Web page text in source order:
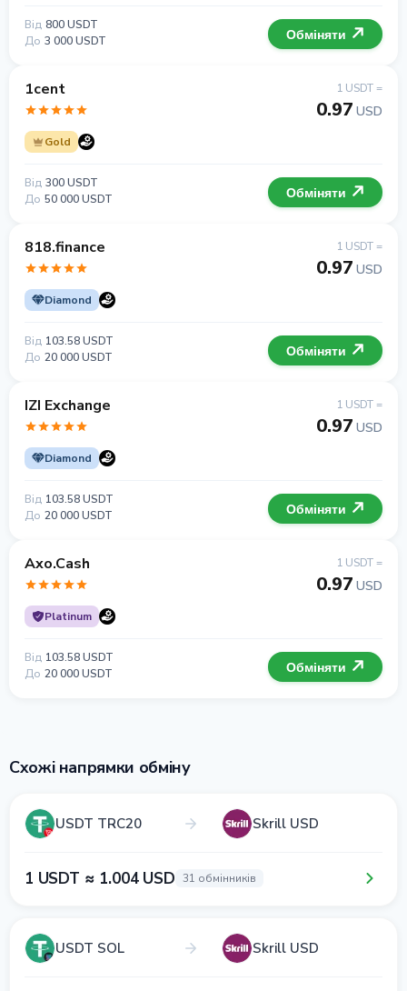
Від 800 USDT
До 3 000 USDT Обміняти
1cent
Gold
1 USDT =
0.97 USD
Від 300 USDT
До 50 000 USDT Обміняти
818.finance
Diamond
1 USDT =
0.97 USD
Від 103.58 USDT
До 20 000 USDT Обміняти
IZI Exchange
Diamond
1 USDT =
0.97 USD
Від 103.58 USDT
До 20 000 USDT Обміняти
Axo.Cash
Platinum
1 USDT =
0.97 USD
Від 103.58 USDT
До 20 000 USDT Обміняти
Схожі напрямки обміну
USDT TRC20 Skrill USD
1 USDT ≈ 1.004 USD 31 обмінників
USDT SOL Skrill USD